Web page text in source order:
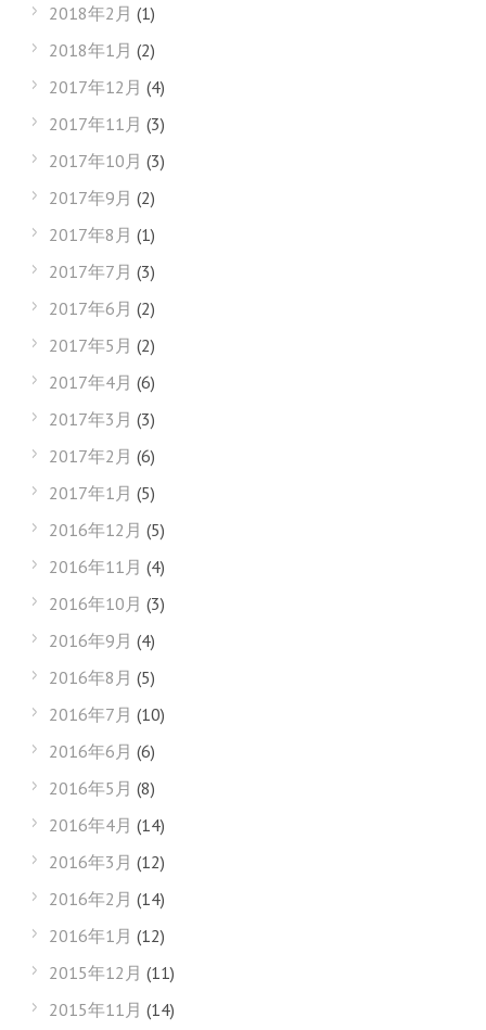
2018年2月 (1)
2018年1月 (2)
2017年12月 (4)
2017年11月 (3)
2017年10月 (3)
2017年9月 (2)
2017年8月 (1)
2017年7月 (3)
2017年6月 (2)
2017年5月 (2)
2017年4月 (6)
2017年3月 (3)
2017年2月 (6)
2017年1月 (5)
2016年12月 (5)
2016年11月 (4)
2016年10月 (3)
2016年9月 (4)
2016年8月 (5)
2016年7月 (10)
2016年6月 (6)
2016年5月 (8)
2016年4月 (14)
2016年3月 (12)
2016年2月 (14)
2016年1月 (12)
2015年12月 (11)
2015年11月 (14)